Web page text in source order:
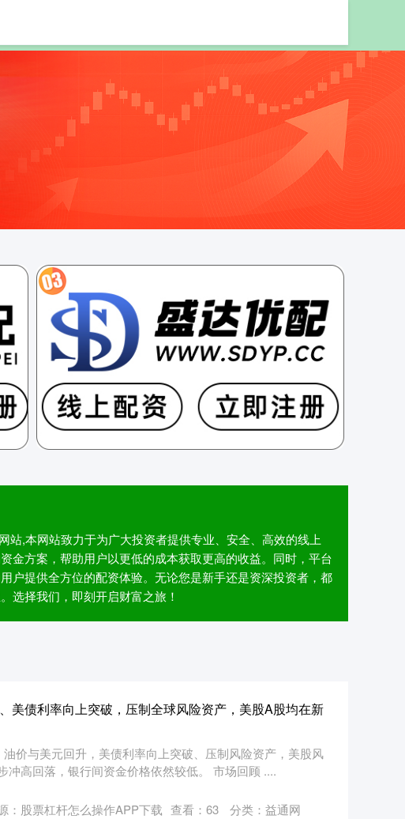
,本网站致力于为广大投资者提供专业、安全、高效的线上
金方案，帮助用户以更低的成本获取更高的收益。同时，平台
户提供全方位的配资体验。无论您是新手还是资深投资者，都
选择我们，即刻开启财富之旅！
美债利率向上突破，压制全球风险资产，美股A股均在新
油价与美元回升，美债利率向上突破、压制风险资产，美股风
冲高回落，银行间资金价格依然较低。 市场回顾 ....
：股票杠杆怎么操作APP下载 查看： 63 分类： 益通网